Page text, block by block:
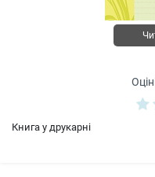
Книга у друкарні